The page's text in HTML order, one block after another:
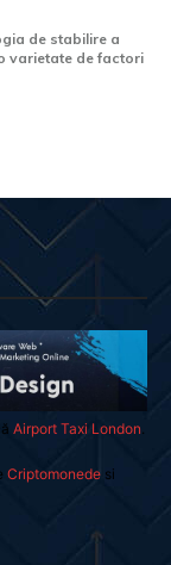
de stabilire a
varietate de factori
Airport Taxi London
Criptomonedesi